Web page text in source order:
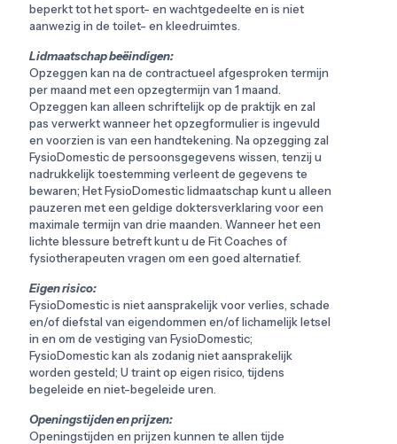
beperkt tot het sport- en wachtgedeelte en is niet
aanwezig in de toilet- en kleedruimtes.
Lidmaatschap beëindigen:
Opzeggen kan na de contractueel afgesproken termijn
per maand met een opzegtermijn van 1 maand.
Opzeggen kan alleen schriftelijk op de praktijk en zal
pas verwerkt wanneer het opzegformulier is ingevuld
en voorzien is van een handtekening. Na opzegging zal
FysioDomestic de persoonsgegevens wissen, tenzij u
nadrukkelijk toestemming verleent de gegevens te
bewaren; Het FysioDomestic lidmaatschap kunt u alleen
pauzeren met een geldige doktersverklaring voor een
maximale termijn van drie maanden. Wanneer het een
lichte blessure betreft kunt u de Fit Coaches of
fysiotherapeuten vragen om een goed alternatief.
Eigen risico:
FysioDomestic is niet aansprakelijk voor verlies, schade
en/of diefstal van eigendommen en/of lichamelijk letsel
in en om de vestiging van FysioDomestic;
FysioDomestic kan als zodanig niet aansprakelijk
worden gesteld; U traint op eigen risico, tijdens
begeleide en niet-begeleide uren.
Openingstijden en prijzen:
Openingstijden en prijzen kunnen te allen tijde